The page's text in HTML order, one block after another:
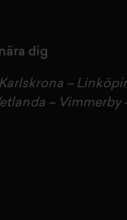
dig
Karlskrona –
– Vimmerby